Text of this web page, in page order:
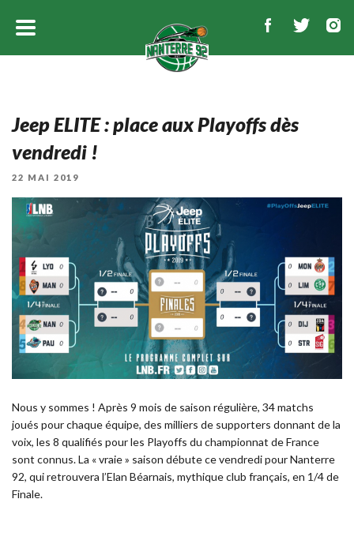
Jeep ELITE : place aux Playoffs dès
vendredi !
PUBLIÉ
22 MAI 2019
Nous y sommes ! Après 9 mois de saison régulière, 34 matchs
joués pour chaque équipe, des milliers de supporters donnant de la
voix, les 8 qualifiés pour les Playoffs du championnat de France
sont connus. La « vraie » saison débute ce vendredi pour Nanterre
92, qui retrouvera l’Elan Béarnais, mythique club français, en 1/4 de
Finale.